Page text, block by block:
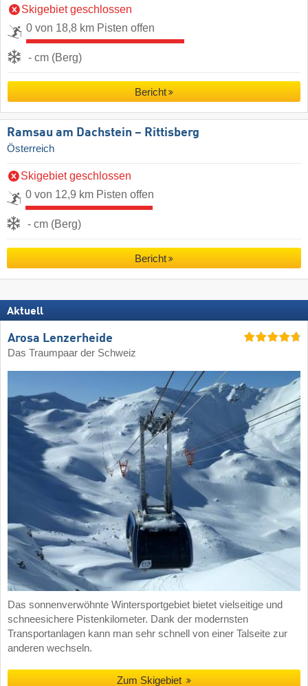
Skigebiet geschlossen
0 von 18,8 km Pisten offen
- cm (Berg)
Bericht
Ramsau am Dachstein – Rittisberg
Österreich
Skigebiet geschlossen
0 von 12,9 km Pisten offen
- cm (Berg)
Bericht
Aktuell
Arosa Lenzerheide
Das Traumpaar der Schweiz
Das sonnenverwöhnte Wintersportgebiet bietet vielseitige und
schneesichere Pistenkilometer. Dank der modernsten
Transportanlagen kann man sehr schnell von einer Talseite zur
anderen wechseln.
Zum Skigebiet